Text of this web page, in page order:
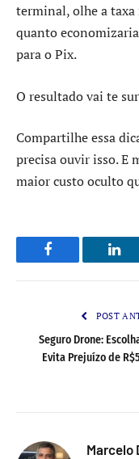
terminal, olhe a taxa
quanto economizaria
para o Pix.
O resultado vai te
Compartilhe essa
precisa ouvir isso. E
maior custo oculto
Facebook
POST
Seguro Drone:
Evita Prejuízo de
Marcelo